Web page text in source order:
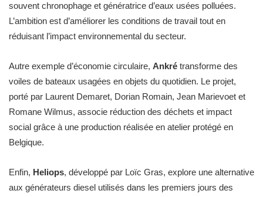
souvent chronophage et génératrice d’eaux usées polluées.
L’ambition est d’améliorer les conditions de travail tout en
réduisant l’impact environnemental du secteur.
Autre exemple d’économie circulaire, Ankré transforme des
voiles de bateaux usagées en objets du quotidien. Le projet,
porté par Laurent Demaret, Dorian Romain, Jean Marievoet et
Romane Wilmus, associe réduction des déchets et impact
social grâce à une production réalisée en atelier protégé en
Belgique.
Enfin, Heliops, développé par Loïc Gras, explore une alternative
aux générateurs diesel utilisés dans les premiers jours des